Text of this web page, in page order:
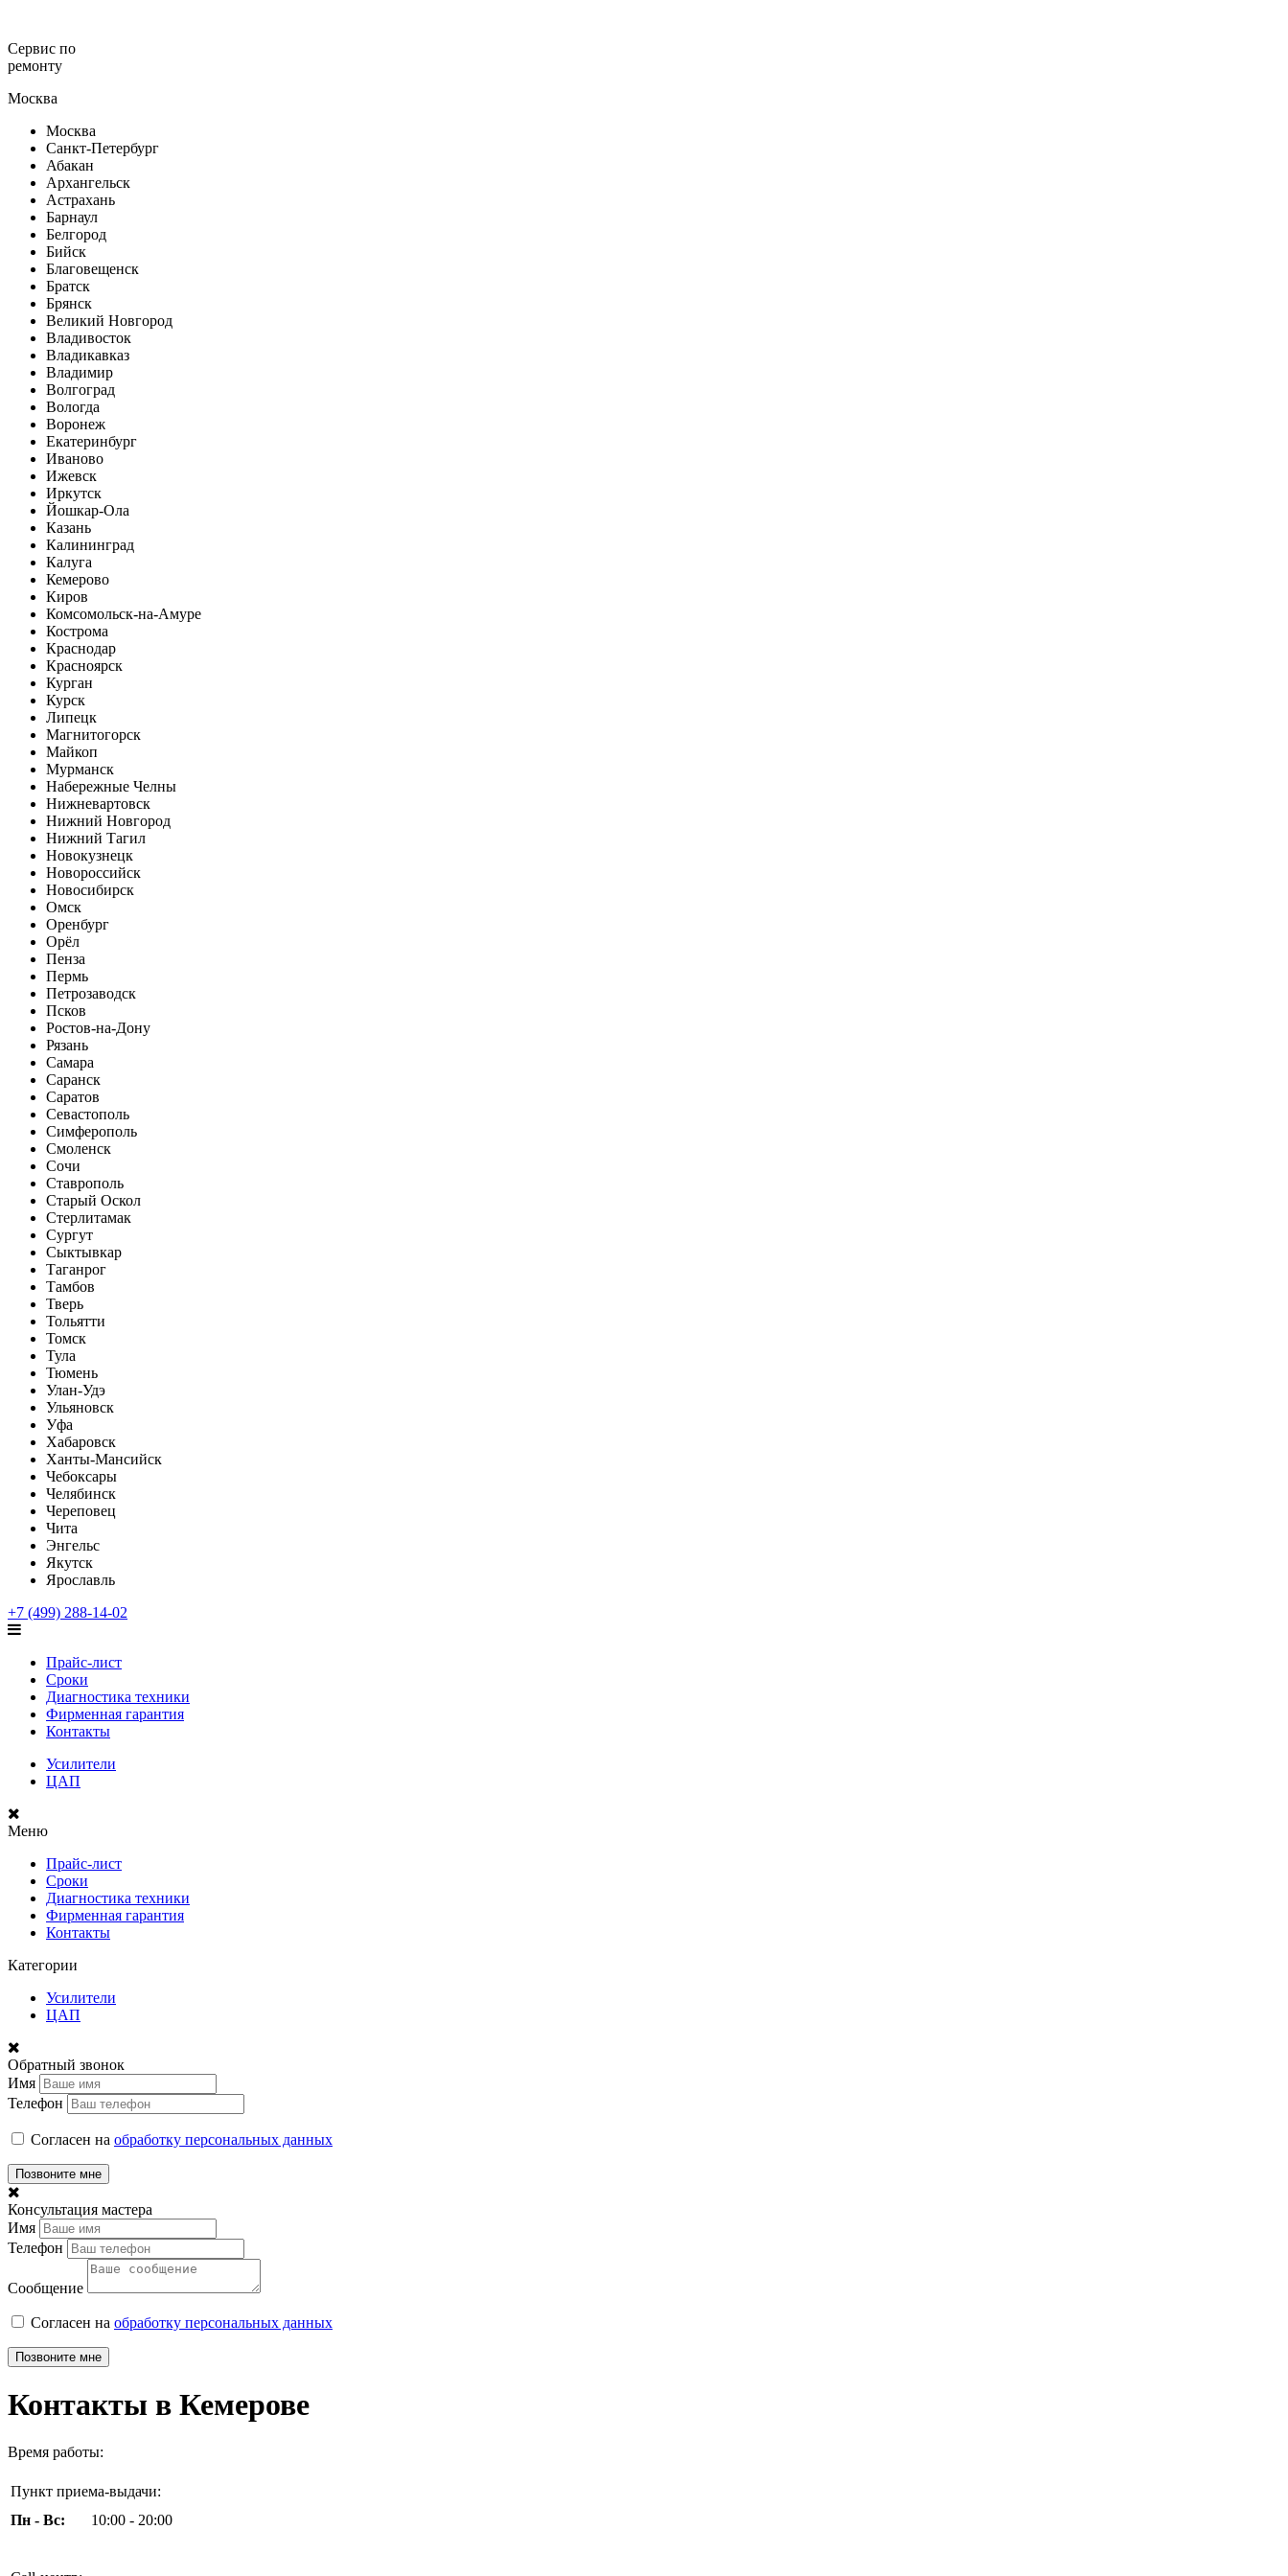
Сервис по
ремонту
Москва
Москва
Санкт-Петербург
Абакан
Архангельск
Астрахань
Барнаул
Белгород
Бийск
Благовещенск
Братск
Брянск
Великий Новгород
Владивосток
Владикавказ
Владимир
Волгоград
Вологда
Воронеж
Екатеринбург
Иваново
Ижевск
Иркутск
Йошкар-Ола
Казань
Калининград
Калуга
Кемерово
Киров
Комсомольск-на-Амуре
Кострома
Краснодар
Красноярск
Курган
Курск
Липецк
Магнитогорск
Майкоп
Мурманск
Набережные Челны
Нижневартовск
Нижний Новгород
Нижний Тагил
Новокузнецк
Новороссийск
Новосибирск
Омск
Оренбург
Орёл
Пенза
Пермь
Петрозаводск
Псков
Ростов-на-Дону
Рязань
Самара
Саранск
Саратов
Севастополь
Симферополь
Смоленск
Сочи
Ставрополь
Старый Оскол
Стерлитамак
Сургут
Сыктывкар
Таганрог
Тамбов
Тверь
Тольятти
Томск
Тула
Тюмень
Улан-Удэ
Ульяновск
Уфа
Хабаровск
Ханты-Мансийск
Чебоксары
Челябинск
Череповец
Чита
Энгельс
Якутск
Ярославль
+7 (499) 288-14-02
Прайс-лист
Сроки
Диагностика техники
Фирменная гарантия
Контакты
Усилители
ЦАП
Меню
Прайс-лист
Сроки
Диагностика техники
Фирменная гарантия
Контакты
Категории
Усилители
ЦАП
Обратный звонок
Имя
Телефон
Согласен на обработку персональных данных
Позвоните мне
Консультация мастера
Имя
Телефон
Сообщение
Согласен на обработку персональных данных
Позвоните мне
Контакты в Кемерове
Время работы:
Пункт приема-выдачи:
Пн - Вс:
10:00 - 20:00